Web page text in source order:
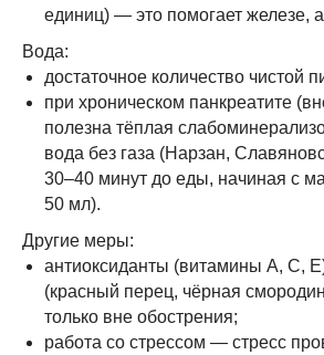
единиц) — это помогает железе,
Вода:
достаточное количество чистой
при хроническом панкреатите
полезна тёплая
вода без газа (Нарзан,
30–40 минут до еды, начиная с
50 мл).
Другие меры:
антиоксиданты (витамины A, C,
(красный перец, чёрная
только вне обострения;
работа со стрессом — стресс